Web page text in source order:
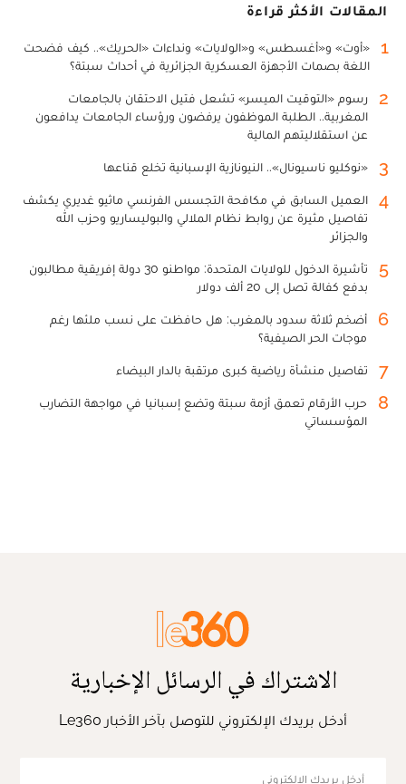
المقالات الأكثر قراءة
1
«أوت» و«أغسطس» و«الولايات» ونداءات «الحريك».. كيف فضحت
اللغة بصمات الأجهزة العسكرية الجزائرية في أحداث سبتة؟
2
رسوم «التوقيت الميسر» تشعل فتيل الاحتقان بالجامعات
المغربية.. الطلبة الموظفون يرفضون ورؤساء الجامعات يدافعون
عن استقلاليتهم المالية
3 «نوكليو ناسيونال».. النيونازية الإسبانية تخلع قناعها
4
العميل السابق في مكافحة التجسس الفرنسي ماثيو غديري يكشف
تفاصيل مثيرة عن روابط نظام الملالي والبوليساريو وحزب الله
والجزائر
5
تأشيرة الدخول للولايات المتحدة: مواطنو 30 دولة إفريقية مطالبون
بدفع كفالة تصل إلى 20 ألف دولار
6
أضخم ثلاثة سدود بالمغرب: هل حافظت على نسب ملئها رغم
موجات الحر الصيفية؟
7 تفاصيل منشأة رياضية كبرى مرتقبة بالدار البيضاء
8
حرب الأرقام تعمق أزمة سبتة وتضع إسبانيا في مواجهة التضارب
المؤسساتي
الاشتراك في الرسائل الإخبارية
أدخل بريدك الإلكتروني للتوصل بآخر الأخبار Le360